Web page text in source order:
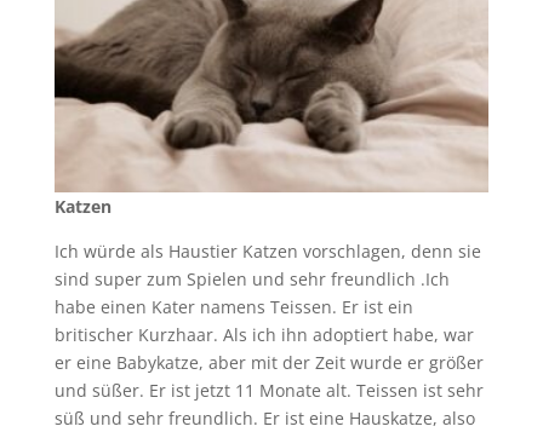
Katzen
Ich würde als Haustier Katzen vorschlagen, denn sie
sind super zum Spielen und sehr freundlich .Ich
habe einen Kater namens Teissen. Er ist ein
britischer Kurzhaar. Als ich ihn adoptiert habe, war
er eine Babykatze, aber mit der Zeit wurde er größer
und süßer. Er ist jetzt 11 Monate alt. Teissen ist sehr
süß und sehr freundlich. Er ist eine Hauskatze, also